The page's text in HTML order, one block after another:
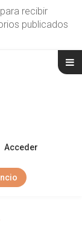
para recibir
publicados
Acceder